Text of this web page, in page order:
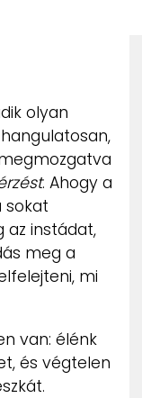
olyan
. Ahogy a
sokat
instádat,
meg a
mi
van: élénk
és végtelen